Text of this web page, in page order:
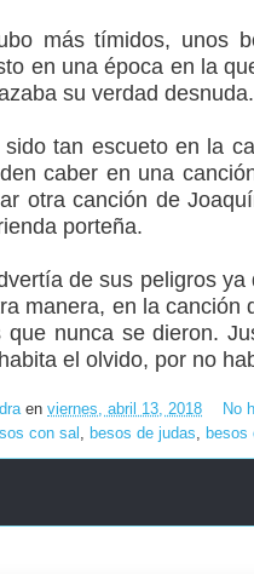
más tímidos, unos
en una época en la
su verdad desnuda.
tan escueto en la
caber en una
otra canción de
porteña.
de sus peligros
manera, en la canción
que nunca se dieron.
el olvido, por no
en viernes, abril 13, 2018
No
con sal , besos de judas, besos